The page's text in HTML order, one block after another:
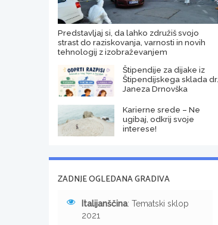
Predstavljaj si, da lahko združiš svojo
strast do raziskovanja, varnosti in novih
tehnologij z izobraževanjem
Štipendije za dijake iz
Štipendijskega sklada dr.
Janeza Drnovška
Karierne srede – Ne
ugibaj, odkrij svoje
interese!
ZADNJE OGLEDANA GRADIVA
Italijanščina: Tematski sklop
2021